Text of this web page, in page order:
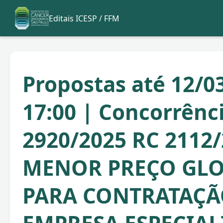
Editais ICESP / FFM
Propostas até 12/
17:00 |
2920/2025 RC
MENOR PREÇO
PARA